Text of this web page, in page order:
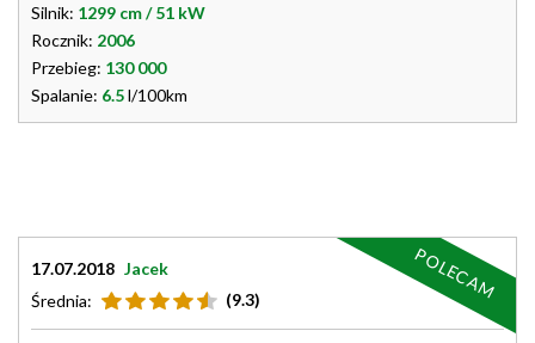
Silnik: 1299 cm / 51 kW
Rocznik: 2006
Przebieg: 130 000
Spalanie: 6.5l/100km
17.07.2018 Jacek
Średnia:
(9.3) POLECAM